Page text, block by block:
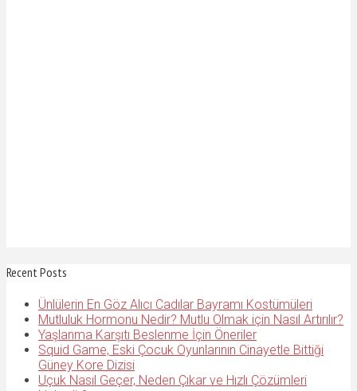
Recent Posts
Ünlülerin En Göz Alıcı Cadılar Bayramı Kostümüleri
Mutluluk Hormonu Nedir? Mutlu Olmak için Nasıl Artırılır?
Yaşlanma Karşıtı Beslenme İçin Öneriler
Squid Game, Eski Çocuk Oyunlarının Cinayetle Bittiği
Güney Kore Dizisi
Uçuk Nasıl Geçer, Neden Çıkar ve Hızlı Çözümleri